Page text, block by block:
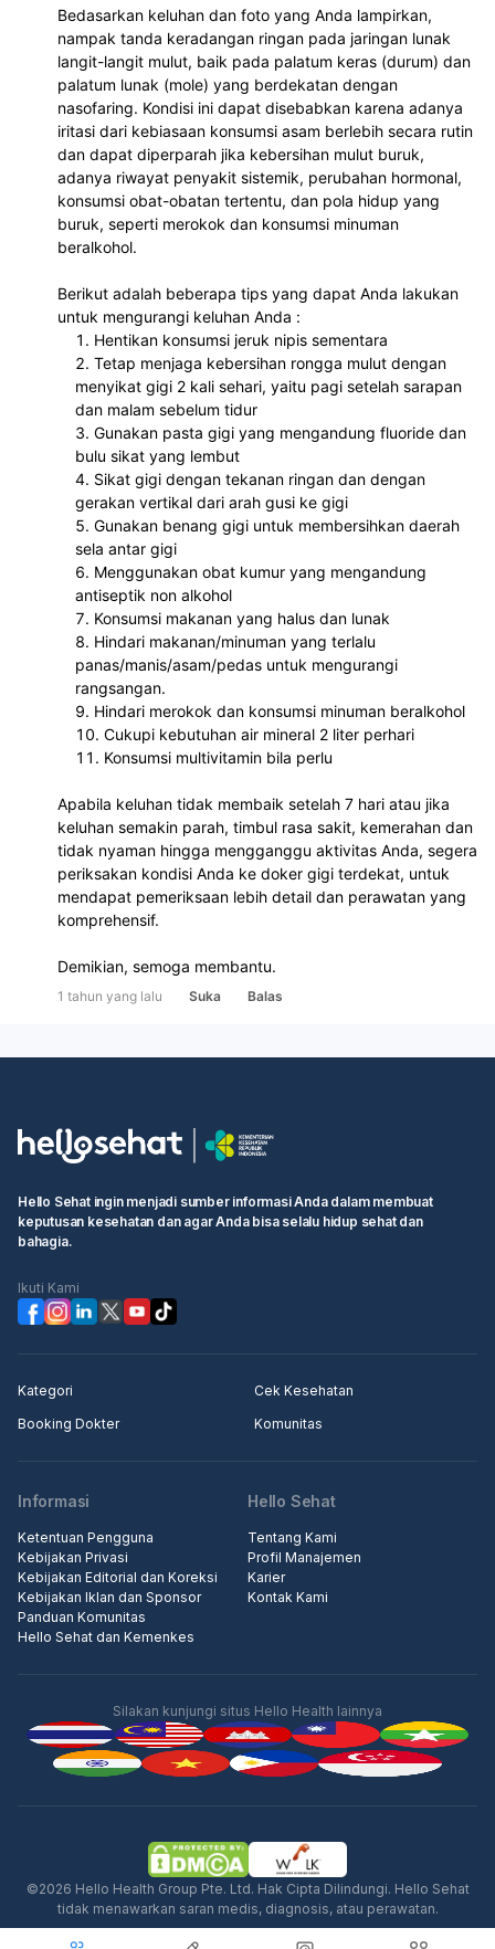
Bedasarkan keluhan dan foto yang Anda lampirkan,
nampak tanda keradangan ringan pada jaringan lunak
langit-langit mulut, baik pada palatum keras (durum) dan
palatum lunak (mole) yang berdekatan dengan
nasofaring. Kondisi ini dapat disebabkan karena adanya
iritasi dari kebiasaan konsumsi asam berlebih secara rutin
dan dapat diperparah jika kebersihan mulut buruk,
adanya riwayat penyakit sistemik, perubahan hormonal,
konsumsi obat-obatan tertentu, dan pola hidup yang
buruk, seperti merokok dan konsumsi minuman
beralkohol.
Berikut adalah beberapa tips yang dapat Anda lakukan
untuk mengurangi keluhan Anda :
Hentikan konsumsi jeruk nipis sementara
Tetap menjaga kebersihan rongga mulut dengan
menyikat gigi 2 kali sehari, yaitu pagi setelah sarapan
dan malam sebelum tidur
Gunakan pasta gigi yang mengandung fluoride dan
bulu sikat yang lembut
Sikat gigi dengan tekanan ringan dan dengan
gerakan vertikal dari arah gusi ke gigi
Gunakan benang gigi untuk membersihkan daerah
sela antar gigi
Menggunakan obat kumur yang mengandung
antiseptik non alkohol
Konsumsi makanan yang halus dan lunak
Hindari makanan/minuman yang terlalu
panas/manis/asam/pedas untuk mengurangi
rangsangan.
Hindari merokok dan konsumsi minuman beralkohol
Cukupi kebutuhan air mineral 2 liter perhari
Konsumsi multivitamin bila perlu
Apabila keluhan tidak membaik setelah 7 hari atau jika
keluhan semakin parah, timbul rasa sakit, kemerahan dan
tidak nyaman hingga mengganggu aktivitas Anda, segera
periksakan kondisi Anda ke doker gigi terdekat, untuk
mendapat pemeriksaan lebih detail dan perawatan yang
komprehensif.
Demikian, semoga membantu.
1 tahun yang lalu Suka Balas
Hello Sehat ingin menjadi sumber informasi Anda dalam membuat
keputusan kesehatan dan agar Anda bisa selalu hidup sehat dan
bahagia.
Ikuti Kami
Kategori
Cek Kesehatan
Booking Dokter
Komunitas
Informasi
Ketentuan Pengguna
Kebijakan Privasi
Kebijakan Editorial dan Koreksi
Kebijakan Iklan dan Sponsor
Panduan Komunitas
Hello Sehat dan Kemenkes
Hello Sehat
Tentang Kami
Profil Manajemen
Karier
Kontak Kami
Silakan kunjungi situs Hello Health lainnya
©2026 Hello Health Group Pte. Ltd. Hak Cipta Dilindungi. Hello Sehat
tidak menawarkan saran medis, diagnosis, atau perawatan.